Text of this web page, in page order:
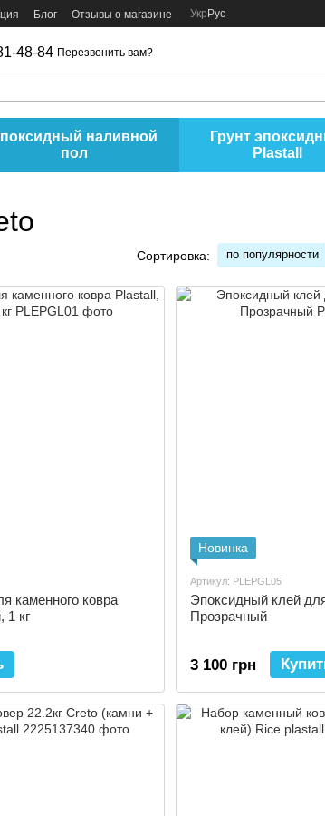
Блог Отзывы о магазине Укр Рус
48-84 Перезвонить вам?
наливной
пол
Грунт
Plastall
Сортировка: по популярности
каменного ковра
1 кг
Новинка
Артикул: PLEPGL05
Эпоксидный клей
Прозрачный
3 100 грн